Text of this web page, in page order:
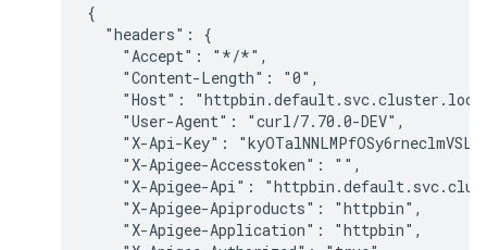
{
  "headers": {
    "Accept": "*/*",
    "Content-Length": "0",
"Host":
    "User-Agent": "curl/7.70.0-DEV",
"X-Api-Key":
    "X-Apigee-Accesstoken": "",
"X-Apigee-Api":
    "X-Apigee-Apiproducts": "httpbin",
    "X-Apigee-Application": "httpbin",